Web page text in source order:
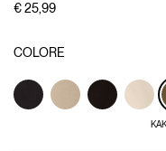
€ 25,99
COLORE